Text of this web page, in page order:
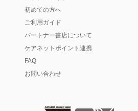
初めての方へ
ご利用ガイド
パートナー書店について
ケアネットポイント連携
FAQ
お問い合わせ